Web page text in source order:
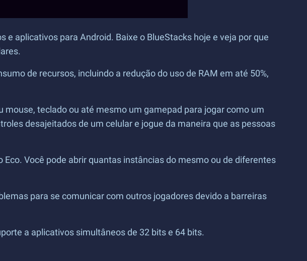
aplicativos para Android. Baixe o BlueStacks hoje e veja por que
de recursos, incluindo a redução do uso de RAM em até 50%,
teclado ou até mesmo um gamepad para jogar como um
desajeitados de um celular e jogue da maneira que as pessoas
Você pode abrir quantas instâncias do mesmo ou de diferentes
para se comunicar com outros jogadores devido a barreiras
a aplicativos simultâneos de 32 bits e 64 bits.